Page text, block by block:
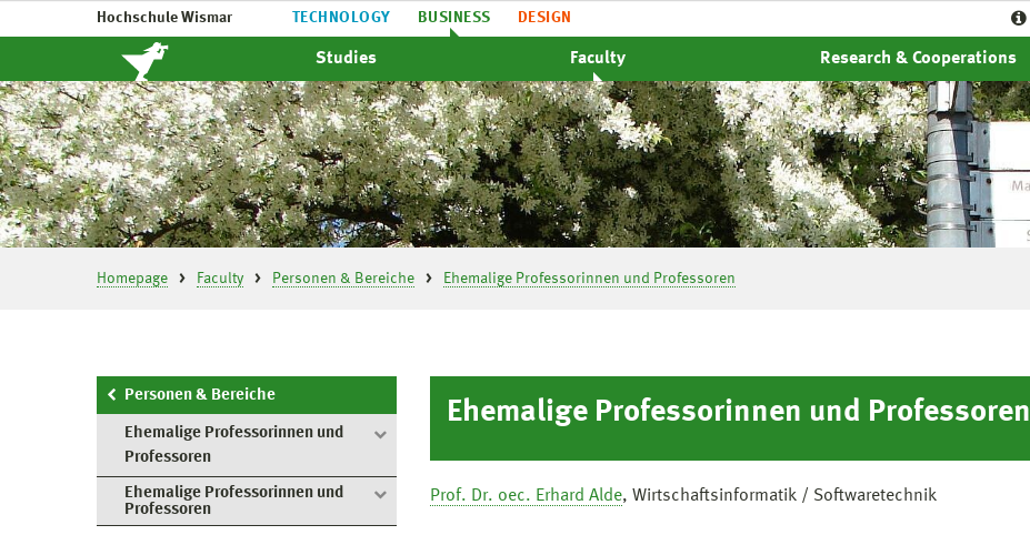
Hochschule Wismar TECHNOLOGY BUSINESS DESIGN
Studies Faculty Research & Cooperations
Homepage Faculty Personen & Bereiche Ehemalige Professorinnen und Professoren
Personen & Bereiche
Ehemalige Professorinnen und
Professoren
Ehemalige Professorinnen und
Professoren
Ehemalige Professorinnen und Professoren
Prof. Dr. oec. Erhard Alde, Wirtschaftsinformatik / Softwaretechnik